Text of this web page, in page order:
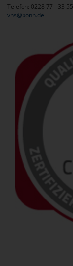
Telefon: 0228 77 - 33 55
vhs@bonn.de